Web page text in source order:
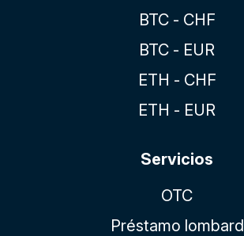
BTC - CHF
BTC - EUR
ETH - CHF
ETH - EUR
Servicios
OTC
Préstamo lombard